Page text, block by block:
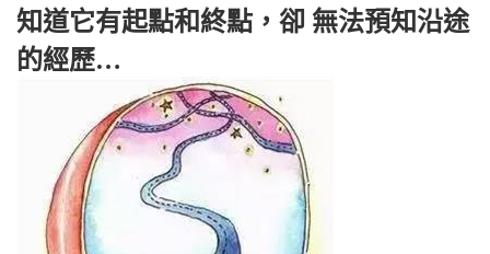
知道它有起點和終點，卻 無法預知沿途
的經歷…